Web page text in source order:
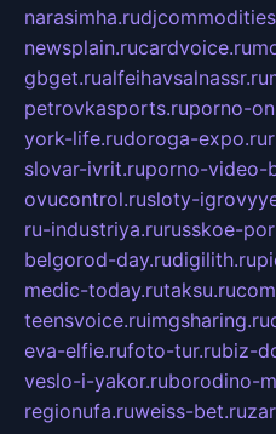
narasimha.ru
newsplain.rucardvoice.ru
gbget.rualfeihavsalnassr.ru
petrovkasports.ruporno-
york-life.rudoroga-expo.ru
slovar-ivrit.ruporno-video-
ovucontrol.rusloty-
ru-industriya.rurusskoe-
belgorod-day.rudigilith.ru
medic-today.rutaksu.ru
teensvoice.ruimgsharing.ru
eva-elfie.rufoto-tur.rubiz-
veslo-i-yakor.ruborodino-
regionufa.ruweiss-bet.ru